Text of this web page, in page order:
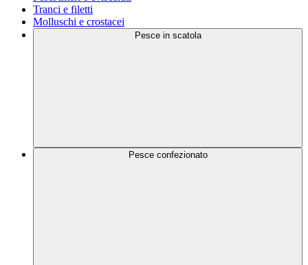
Tranci e filetti
Molluschi e crostacei
Pesce in scatola
Pesce confezionato